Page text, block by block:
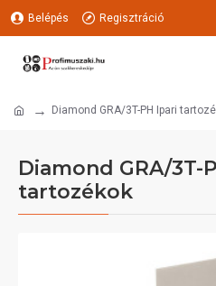
Belépés Regisztráció
Diamond GRA/3T-PH Ipari
Diamond GRA/3T-
tartozékok